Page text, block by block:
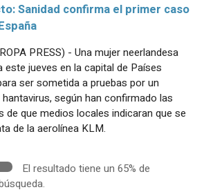
Sanidad confirma el primer caso
PRESS) - Una mujer neerlandesa
jueves en la capital de Países
ser sometida a pruebas por un
según han confirmado las
de que medios locales indicaran que se
de la aerolínea KLM.
El resultado tiene un 65% de